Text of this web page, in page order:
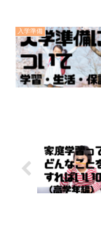
入学準備